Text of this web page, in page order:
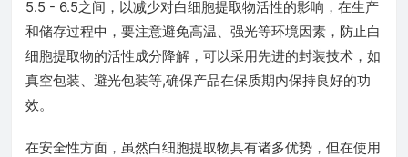
5.5 - 6.5之间，以减少对白细胞提取物活性的影响，在生产
和储存过程中，要注意避免高温、强光等环境因素，防止白
细胞提取物的活性成分降解，可以采用先进的封装技术，如
真空包装、避光包装等,确保产品在保质期内保持良好的功
效。
在安全性方面，虽然白细胞提取物具有诸多优势，但在使用